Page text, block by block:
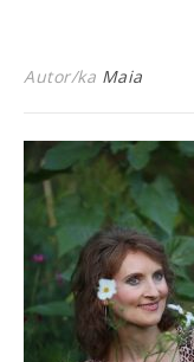
Autor/ka Maia